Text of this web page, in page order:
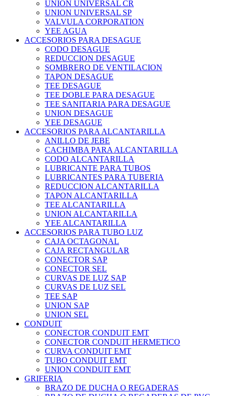
UNION UNIVERSAL CR
UNION UNIVERSAL SP
VALVULA CORPORATION
YEE AGUA
ACCESORIOS PARA DESAGUE
CODO DESAGUE
REDUCCION DESAGUE
SOMBRERO DE VENTILACION
TAPON DESAGUE
TEE DESAGUE
TEE DOBLE PARA DESAGUE
TEE SANITARIA PARA DESAGUE
UNION DESAGUE
YEE DESAGUE
ACCESORIOS PARA ALCANTARILLA
ANILLO DE JEBE
CACHIMBA PARA ALCANTARILLA
CODO ALCANTARILLA
LUBRICANTE PARA TUBOS
LUBRICANTES PARA TUBERIA
REDUCCION ALCANTARILLA
TAPON ALCANTARILLA
TEE ALCANTARILLA
UNION ALCANTARILLA
YEE ALCANTARILLA
ACCESORIOS PARA TUBO LUZ
CAJA OCTAGONAL
CAJA RECTANGULAR
CONECTOR SAP
CONECTOR SEL
CURVAS DE LUZ SAP
CURVAS DE LUZ SEL
TEE SAP
UNION SAP
UNION SEL
CONDUIT
CONECTOR CONDUIT EMT
CONECTOR CONDUIT HERMETICO
CURVA CONDUIT EMT
TUBO CONDUIT EMT
UNION CONDUIT EMT
GRIFERIA
BRAZO DE DUCHA O REGADERAS